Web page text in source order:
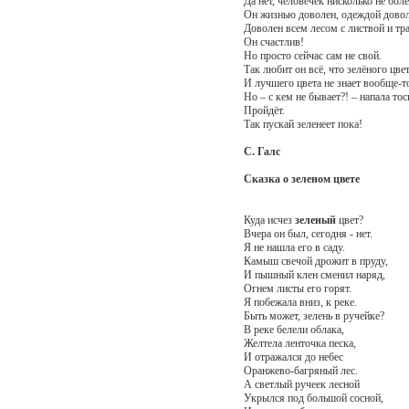
Он жизнью доволен, одеждой
Доволен всем лесом с листвой и
Он счастлив!
Но просто сейчас сам не свой.
Так любит он всё, что зелёного
И лучшего цвета не знает вообще-
Но – с кем не бывает?! – напала
Пройдёт.
Так пускай зеленеет пока!
С. Галс
Сказка о зеленом цвете
Куда исчеззеленый цвет?
Вчера он был, сегодня - нет.
Я не нашла его в саду.
Камыш свечой дрожит в пруду,
И пышный клен сменил наряд,
Огнем листы его горят.
Я побежала вниз, к реке.
Быть может, зелень в ручейке?
В реке белели облака,
Желтела ленточка песка,
И отражался до небес
Оранжево-багряный лес.
А светлый ручеек лесной
Укрылся под большой сосной,